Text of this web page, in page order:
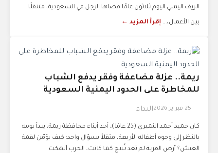
الريف اليمني اليوم.ثلاثون عامًا قضاها الرجل في السعودية، متنقلًا
بين الأعمال،... إقرأ المزيد ←
ريمة.. عزلة مضاعفة وفقر يدفع الشباب
للمخاطرة على الحدود اليمنية السعودية
25 فبراير 2026 النداء
كان حميد أحمد النميري (25 عامًا)، أحد أبناء محافظة ريمة، يبدأ يومه
بالنظر إلى وجوه أطفاله الأربعة، مثقلاً بسؤال واحد: كيف يؤمّن لقمة
العيش؟ أرض القرية لم تعد تُنتج كما كانت، الحرب أنهكت